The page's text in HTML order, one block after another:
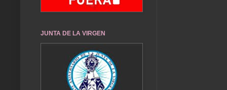
JUNTA DE LA VIRGEN